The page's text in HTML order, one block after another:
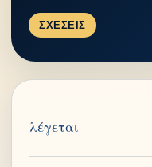
ΣΧΕΣΕΙΣ
λέγεται